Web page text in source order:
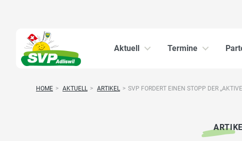
Aktuell Termine
HOME > AKTUELL > ARTIKEL > SVP FORDERT EINEN STOPP DER